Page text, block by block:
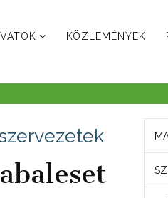
KÖZLEMÉNYEK